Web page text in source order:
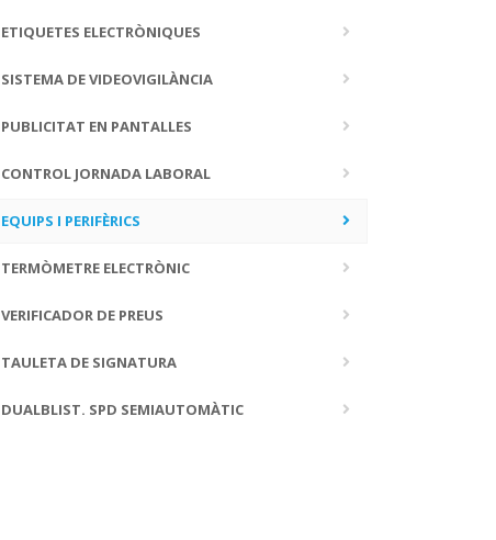
ETIQUETES ELECTRÒNIQUES
SISTEMA DE VIDEOVIGILÀNCIA
PUBLICITAT EN PANTALLES
CONTROL JORNADA LABORAL
EQUIPS I PERIFÈRICS
TERMÒMETRE ELECTRÒNIC
VERIFICADOR DE PREUS
TAULETA DE SIGNATURA
DUALBLIST. SPD SEMIAUTOMÀTIC